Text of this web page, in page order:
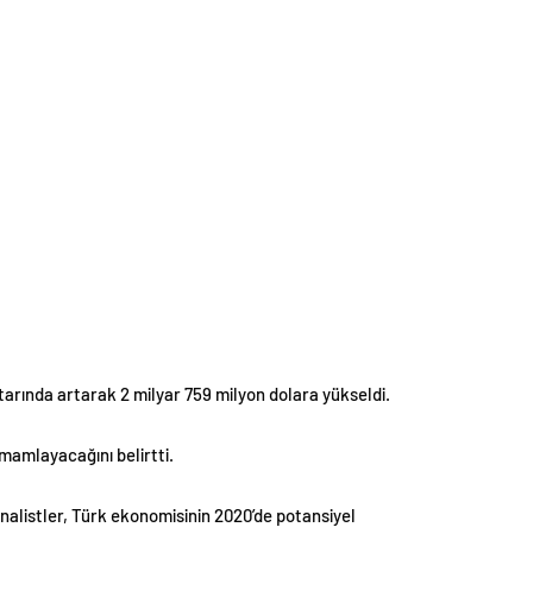
artarak 2 milyar 759 milyon dolara yükseldi.
belirtti.
Türk ekonomisinin 2020’de potansiyel